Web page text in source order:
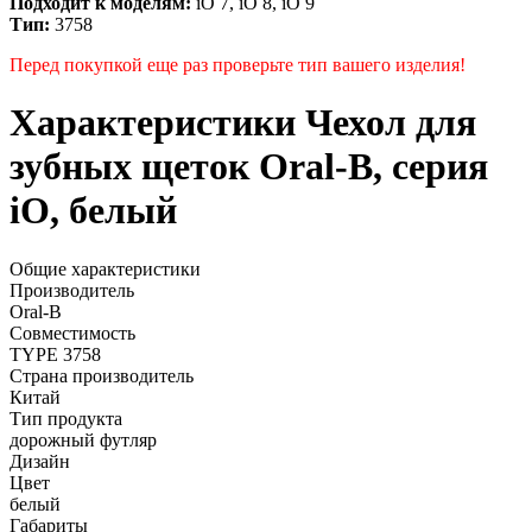
Тип: 3758
Перед покупкой еще раз проверьте тип вашего изделия!
Характеристики Чехол для
зубных щеток Oral-B, серия
iO, белый
Общие характеристики
Производитель
Oral-B
Совместимость
TYPE 3758
Страна производитель
Китай
Тип продукта
дорожный футляр
Дизайн
Цвет
белый
Габариты